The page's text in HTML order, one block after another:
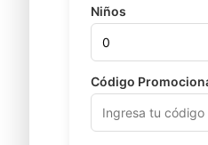
Niños
Código